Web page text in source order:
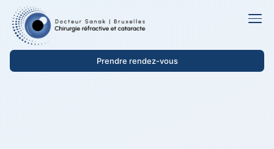
Prendre rendez-vous